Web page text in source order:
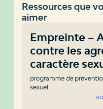
Ressources que
aimer
Empreinte –
contre les
caractère
programme de
sexuel